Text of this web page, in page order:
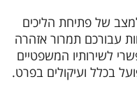
של פתיחת הליכים
עבורכם תמרור אזהרה
לשירותיו המשפטיים
בכלל ועיקולים בפרט.